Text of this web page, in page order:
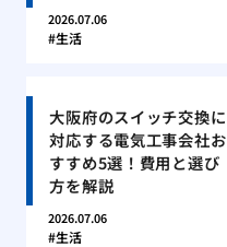
2026.07.06
生活
大阪府のスイッチ交換に
対応する電気工事会社お
すすめ5選！費用と選び
方を解説
2026.07.06
生活